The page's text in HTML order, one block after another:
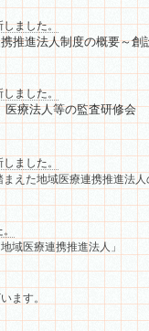
しました。
法人制度の概要～創
しました。
法人等の監査研修会
ました。
た地域医療連携推進法人
域医療連携推進法人」
ます。